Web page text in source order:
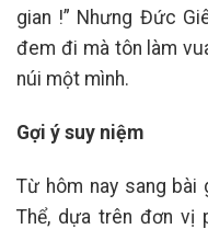
gian !” Nhưng Đức
đem đi mà tôn làm
núi một mình.
Gợi ý suy niệm
Từ hôm nay sang bài
Thể, dựa trên đơn vị